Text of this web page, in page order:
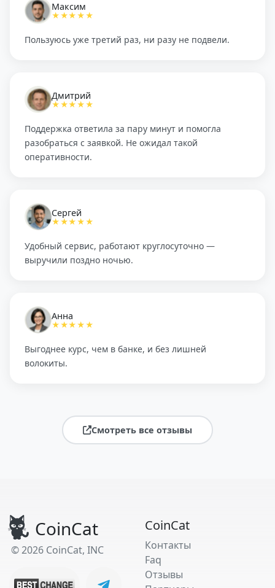
Максим
★★★★★
Пользуюсь уже третий раз, ни разу не подвели.
Дмитрий
★★★★★
Поддержка ответила за пару минут и помогла
разобраться с заявкой. Не ожидал такой
оперативности.
Сергей
★★★★★
Удобный сервис, работают круглосуточно —
выручили поздно ночью.
Анна
★★★★★
Выгоднее курс, чем в банке, и без лишней
волокиты.
Смотреть все отзывы
CoinCat
© 2026 CoinCat, INC
CoinCat
Контакты
Faq
Отзывы